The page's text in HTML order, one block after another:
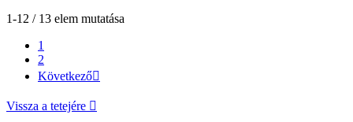
1-12 / 13 elem mutatása
1
2
Következő
Vissza a tetejére 